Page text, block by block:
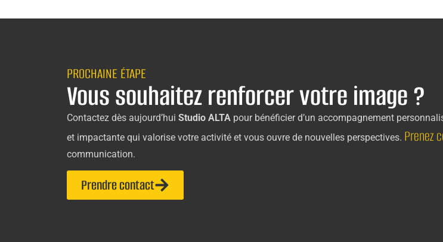
PROCHAINE ÉTAPE
Vous souhaitez renforcer votre image ?
Contactez dès aujourd’hui Studio ALTA pour bénéficier d’un accompagnement
et impactante qui valorise votre activité et vous ouvre de nouvelles perspectives. Prenez
communication.
Prendre contact